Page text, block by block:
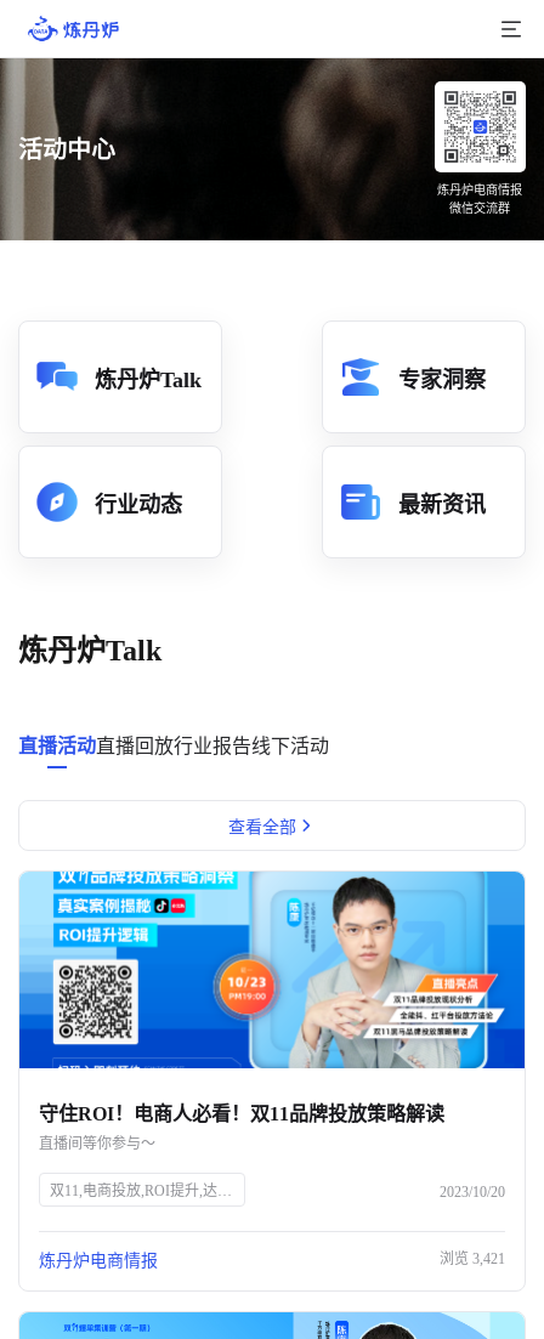
产品介绍
品牌数据
店铺数据
分析
数据中心
消费者说
解决方案
金融市场解决方案
电商解决方案
资源中心
新闻中心
活动中心
关于我们
公司介绍
商机推荐
行业报告
活动中心
炼丹炉电商情报
微信交流群
炼丹炉Talk 专家洞察
行业动态 最新资讯
炼丹炉Talk
直播活动直播回放行业报告线下活动
查看全部
守住ROI！电商人必看！双11品牌投放策略解读
直播间等你参与～
双11,电商投放,ROI提升,达人筛选,预算控制,品牌策略,抖、红平台,炼丹炉大数据,知衣科技,AI科技 2023/10/20
炼丹炉电商情报 浏览 3,421